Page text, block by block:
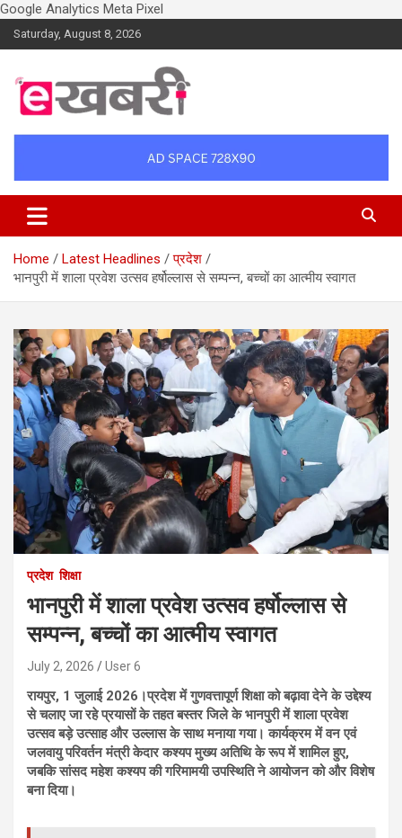
Google Analytics Meta Pixel
Skip
to
Saturday, August 8, 2026
Ekhabri.com
Home Latest Headlines
प्रदेश
भानपुरी में शाला प्रवेश उत्सव हर्षोल्लास से सम्पन्न, बच्चों का आत्मीय स्वागत
प्रदेश शिक्षा
भानपुरी में शाला प्रवेश उत्सव हर्षोल्लास से
सम्पन्न, बच्चों का आत्मीय स्वागत
July 2, 2026 User 6
रायपुर, 1 जुलाई 2026।प्रदेश में गुणवत्तापूर्ण शिक्षा को बढ़ावा देने के उद्देश्य
से चलाए जा रहे प्रयासों के तहत बस्तर जिले के भानपुरी में शाला प्रवेश
उत्सव बड़े उत्साह और उल्लास के साथ मनाया गया। कार्यक्रम में वन एवं
जलवायु परिवर्तन मंत्री केदार कश्यप मुख्य अतिथि के रूप में शामिल हुए,
जबकि सांसद महेश कश्यप की गरिमामयी उपस्थिति ने आयोजन को और विशेष
बना दिया।